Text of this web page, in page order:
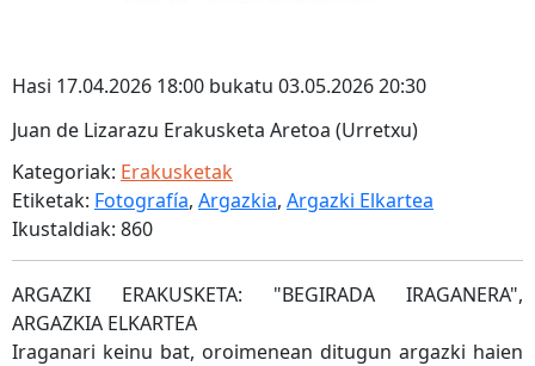
Hasi 17.04.2026 18:00 bukatu 03.05.2026 20:30
Juan de Lizarazu Erakusketa Aretoa (Urretxu)
Kategoriak: Erakusketak
Etiketak: Fotografía, Argazkia, Argazki Elkartea
Ikustaldiak: 860
ARGAZKI ERAKUSKETA: "BEGIRADA IRAGANERA",
ARGAZKIA ELKARTEA
Iraganari keinu bat, oroimenean ditugun argazki haien